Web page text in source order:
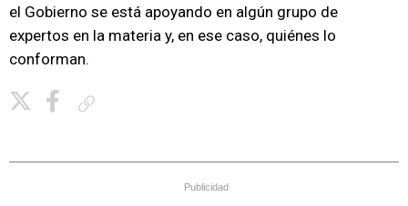
el Gobierno se está apoyando en algún grupo de
expertos en la materia y, en ese caso, quiénes lo
conforman.
Publicidad